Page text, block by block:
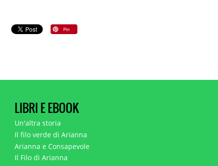
LIBRI E EBOOK
Un'altra storia
Il filo verde di Arianna
Arianna e Consapevole
Il Filo di Arianna